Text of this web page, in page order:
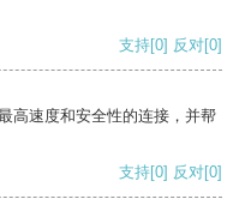
支持[0] 反对[0]
高速度和安全性的连接，并帮
支持[0] 反对[0]